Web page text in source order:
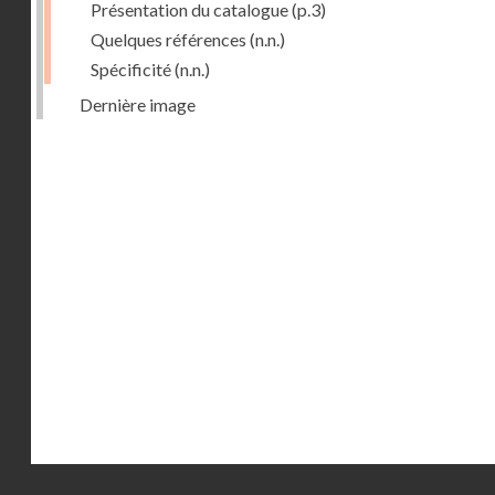
Présentation du catalogue(p.3)
Quelques références (n.n.)
Spécificité(n.n.)
Dernière image